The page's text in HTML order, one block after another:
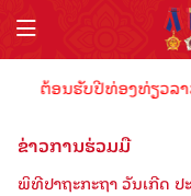
ຕ້ອນຮັບປີທ່ອງທ່ຽວລາ
ຂ່າວການຮ່ວມມື
ພິທີປາຖະກະຖາ ວັນເກີດ